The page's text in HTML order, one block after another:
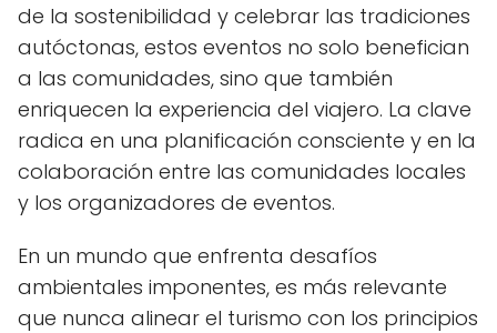
de la sostenibilidad y celebrar las tradiciones
autóctonas, estos eventos no solo benefician
a las comunidades, sino que también
enriquecen la experiencia del viajero. La clave
radica en una planificación consciente y en la
colaboración entre las comunidades locales
y los organizadores de eventos.
En un mundo que enfrenta desafíos
ambientales imponentes, es más relevante
que nunca alinear el turismo con los principios